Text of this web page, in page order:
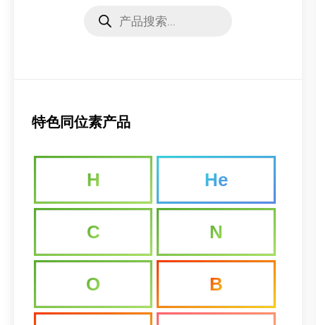
search
特色同位素产品
H He
C N
O B